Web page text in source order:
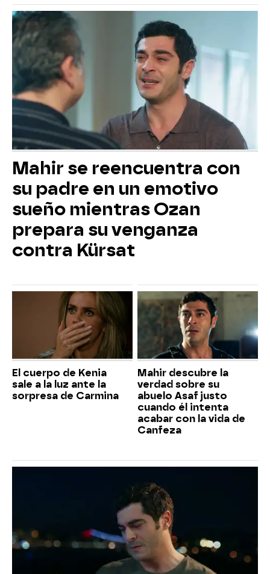
Mahir se reencuentra con
su padre en un emotivo
sueño mientras Ozan
prepara su venganza
contra Kürsat
El cuerpo de Kenia
sale a la luz ante la
sorpresa de Carmina
Mahir descubre la
verdad sobre su
abuelo Asaf justo
cuando él intenta
acabar con la vida de
Canfeza